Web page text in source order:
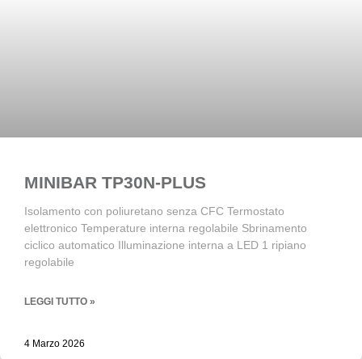
MINIBAR TP30N-PLUS
Isolamento con poliuretano senza CFC Termostato
elettronico Temperature interna regolabile Sbrinamento
ciclico automatico Illuminazione interna a LED 1 ripiano
regolabile
LEGGI TUTTO »
4 Marzo 2026